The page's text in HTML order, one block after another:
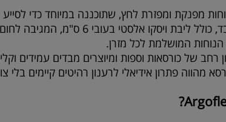
מפנקת ומפזרת לחץ, שתוכננה במיוחד כדי
מיידי. הטופרים מיוצרים מחומרים
המושלמת לכל מזרן.
רחב של כורסאות וספות ומיוצרים מבדים עמידים
מהווה פתרון אידיאלי לרענון רהיטים קיימים
?